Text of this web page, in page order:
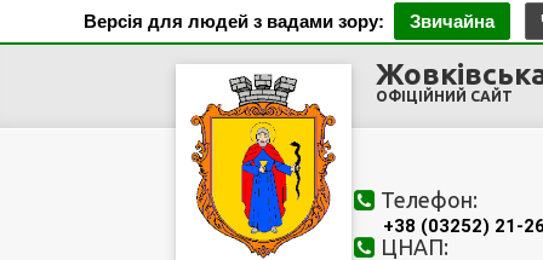
Версія для людей з вадами зору: Звичайна
ОФІЦІЙНИЙ САЙТ
Телефон:
+38 (03252) 21-
ЦНАП: